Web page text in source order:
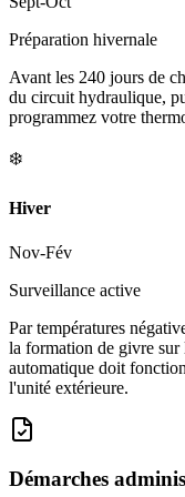
Préparation hivernale
Avant les 240 jours de
du circuit hydraulique,
programmez votre
❄️
Hiver
Nov-Fév
Surveillance active
Par températures
la formation de givre
automatique doit
l'unité extérieure.
Démarches